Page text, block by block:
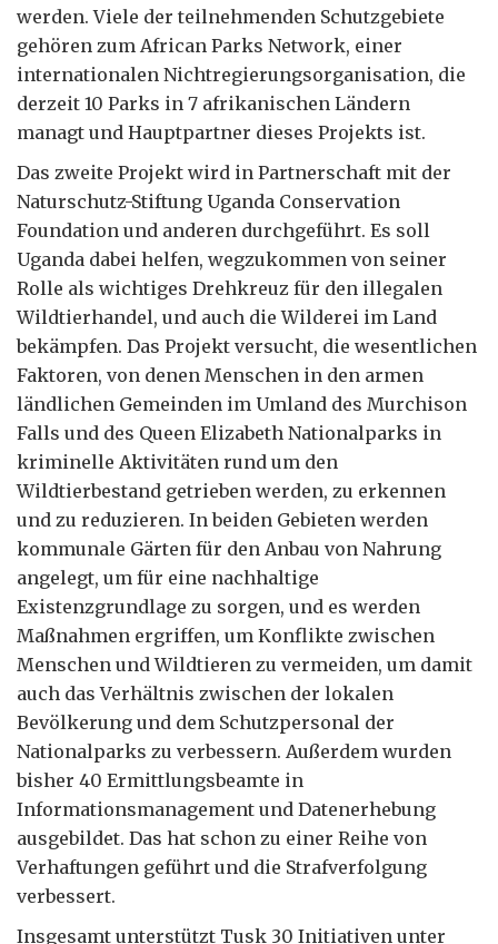
werden. Viele der teilnehmenden Schutzgebiete
gehören zum African Parks Network, einer
internationalen Nichtregierungs­organisation, die
derzeit 10 Parks in 7 afrikanischen Ländern
managt und Hauptpartner dieses Projekts ist.
Das zweite Projekt wird in Partnerschaft mit der
Naturschutz-Stiftung Uganda Conservation
Foundation und anderen durchgeführt. Es soll
Uganda dabei helfen, wegzukommen von seiner
Rolle als wichtiges Drehkreuz für den illegalen
Wildtierhandel, und auch die Wilderei im Land
bekämpfen. Das Projekt versucht, die wesentlichen
Faktoren, von denen Menschen in den armen
ländlichen Gemeinden im Umland des Murchison
Falls und des Queen Elizabeth Nationalparks in
kriminelle Aktivitäten rund um den
Wildtierbestand getrieben werden, zu erkennen
und zu reduzieren. In beiden Gebieten werden
kommunale Gärten für den Anbau von Nahrung
angelegt, um für eine nachhaltige
Existenzgrundlage zu sorgen, und es werden
Maßnahmen ergriffen, um Konflikte zwischen
Menschen und Wildtieren zu vermeiden, um damit
auch das Verhältnis zwischen der lokalen
Bevölkerung und dem Schutzpersonal der
Nationalparks zu verbessern. Außerdem wurden
bisher 40 Ermittlungs­beamte in
Informationsmanagement und Datenerhebung
ausgebildet. Das hat schon zu einer Reihe von
Verhaftungen geführt und die Strafverfolgung
verbessert.
Insgesamt unterstützt Tusk 30 Initiativen unter